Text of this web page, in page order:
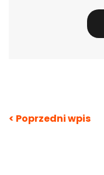
Nawigacja
< Poprzedni wpis